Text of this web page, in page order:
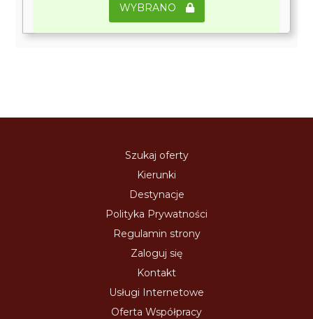
WYBRANO
Szukaj oferty
Kierunki
Destynacje
Polityka Prywatności
Regulamin strony
Zaloguj się
Kontakt
Usługi Internetowe
Oferta Współpracy